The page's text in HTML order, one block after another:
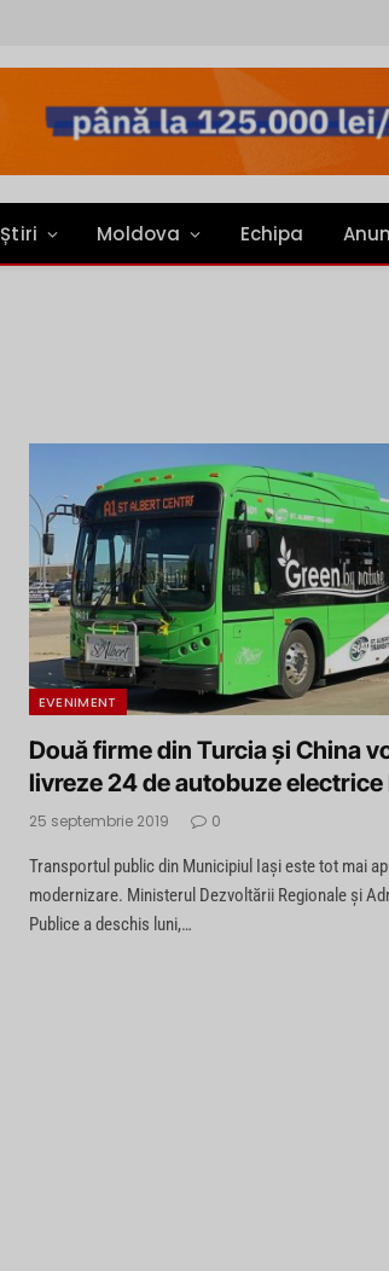
Știri Moldova Echipa
EVENIMENT
Două firme din Turcia și China
livreze 24 de autobuze electrice
25 septembrie 2019 0
Transportul public din Municipiul Iași este tot mai
modernizare. Ministerul Dezvoltării Regionale și
Publice a deschis luni,…